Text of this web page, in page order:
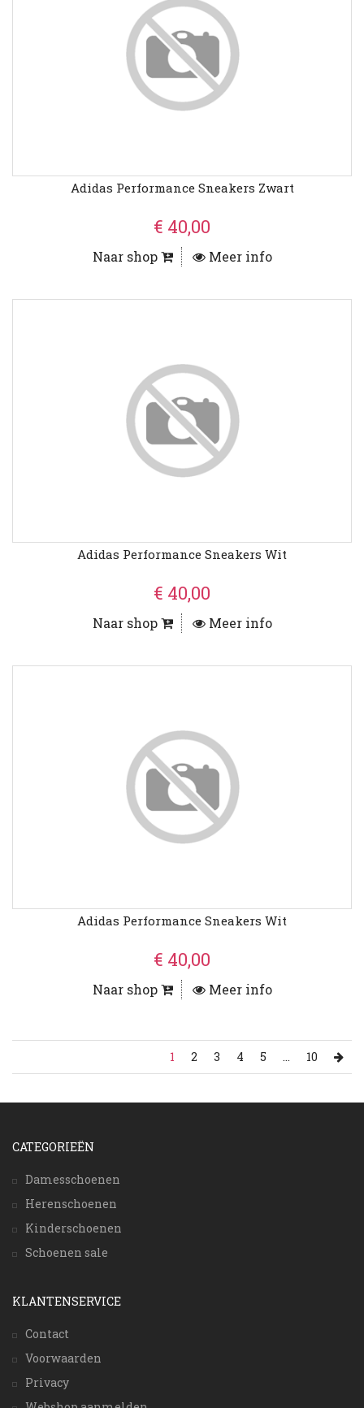
Adidas Performance Sneakers Zwart
€ 40,00
Naar shop Meer info
Adidas Performance Sneakers Wit
€ 40,00
Naar shop Meer info
Adidas Performance Sneakers Wit
€ 40,00
Naar shop Meer info
1 2 3 4 5 ... 10
CATEGORIEËN
Damesschoenen
Herenschoenen
Kinderschoenen
Schoenen sale
KLANTENSERVICE
Contact
Voorwaarden
Privacy